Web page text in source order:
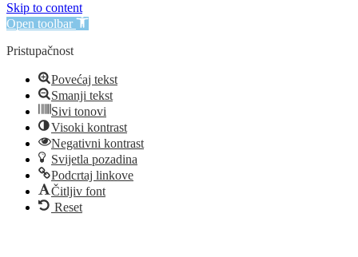
Skip to content
Open toolbar
Pristupačnost
Povećaj tekst
Smanji tekst
Sivi tonovi
Visoki kontrast
Negativni kontrast
Svijetla pozadina
Podcrtaj linkove
Čitljiv font
Reset